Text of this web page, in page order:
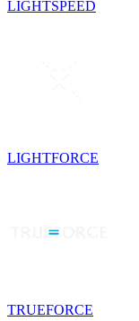
LIGHTSPEED
LIGHTFORCE
TRUEFORCE